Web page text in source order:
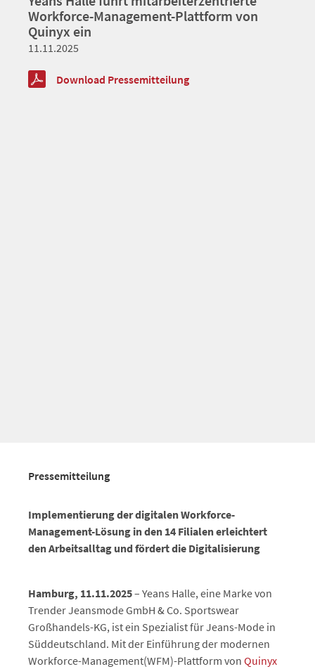
Workforce-Management-Plattform von
Quinyx ein
11.11.2025
Download Pressemitteilung
Pressemitteilung
Implementierung der digitalen Workforce-
Management-Lösung in den 14 Filialen erleichtert
den Arbeitsalltag und fördert die Digitalisierung
Hamburg, 11.11.2025– Yeans Halle, eine Marke von
Trender Jeansmode GmbH & Co. Sportswear
Großhandels-KG, ist ein Spezialist für Jeans-Mode in
Süddeutschland. Mit der Einführung der modernen
Workforce-Management(WFM)-Plattform von Quinyx